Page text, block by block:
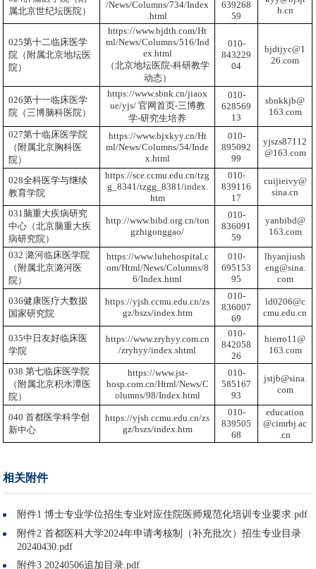
属北京世纪坛医院）
/News/Columns/734/Index
.html
639268
59
h.cn
025第十二临床医学
院（附属北京地坛医
院）
https://www.bjdth.com/Ht
ml/News/Columns/516/Ind
ex.html
（北京地坛医院-科研教学
动态）
010-
843229
04
bjdtjyc@1
26.com
026第十一临床医学
院（三博脑科医院）
https://www.sbnk.cn/jiaox
ue/yjs/官网首页-三博教
学-研究生培养
010-
628569
13
sbnkkjb@
163.com
027第十临床医学院
（附属北京胸科医
院）
https://www.bjxkyy.cn/Ht
ml/News/Columns/54/Inde
x.html
010-
895092
99
yjszs87112
@163.com
028全科医学与继续
教育学院
https://sce.ccmu.edu.cn/tzg
g_8341/tzgg_8381/index.
htm
010-
839116
17
cuijieivy@
sina.cn
031脑重大疾病研究
中心（北京脑重大疾
病研究院）
http://www.bibd.org.cn/ton
gzhigonggao/
010-
836091
59
yanbibd@
163.com
032 潞河临床医学院
（附属北京潞河医
院）
https://www.luhehospital.c
om/Html/News/Columns/8
6/Index.html
010-
695153
95
lhyanjiush
eng@sina.
com
036健康医疗大数据
国家研究院
https://yjsh.ccmu.edu.cn/zs
gz/bszs/index.htm
010-
836007
69
ld0206@c
cmu.edu.cn
035中日友好临床医
学院
https://www.zryhyy.com.cn
/zryhyy/index.shtml
010-
842058
26
hierro11@
163.com
038 第七临床医学院
（附属北京积水潭医
院）
https://www.jst-
hosp.com.cn/Html/News/C
olumns/98/Index.html
010-
585167
93
jstjb@sina.
com
040 首都医学科学创
新中心
https://yjsh.ccmu.edu.cn/zs
gz/bszs/index.htm
010-
839505
68
education
@cimrbj.ac
.cn
相关附件
附件1 博士专业学位招生专业对应住院医师规范化培训专业要求.pdf
附件2 首都医科大学2024年申请考核制（补充批次）招生专业目录
20240430.pdf
附件3 20240506追加目录.pdf